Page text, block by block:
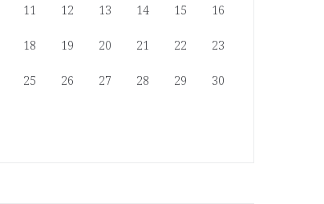
11 12 13 14 15 16
18 19 20 21 22 23
25 26 27 28 29 30